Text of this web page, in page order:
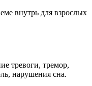
внутрь для взрослых
тревоги, тремор,
нарушения сна.